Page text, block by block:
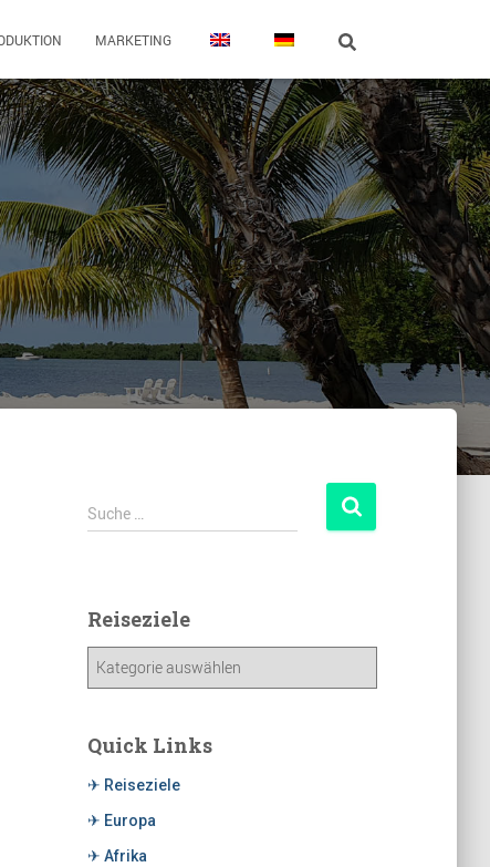
MARKETING
Suche …
Reiseziele
Quick Links
✈ Reiseziele
✈ Europa
✈ Afrika